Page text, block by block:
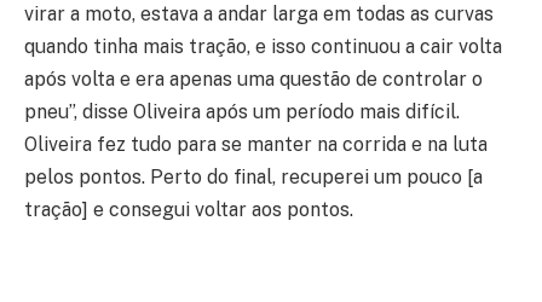
virar a moto, estava a andar larga em todas as curvas
quando tinha mais tração, e isso continuou a cair volta
após volta e era apenas uma questão de controlar o
pneu”, disse Oliveira após um período mais difícil.
Oliveira fez tudo para se manter na corrida e na luta
pelos pontos. Perto do final, recuperei um pouco [a
tração] e consegui voltar aos pontos.